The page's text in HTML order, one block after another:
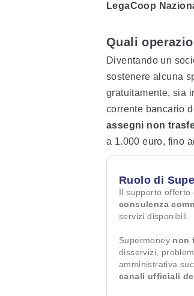
LegaCoop
Quali
Diventando un
sostenere alcuna
gratuitamente, sia
corrente bancario
assegni non
a 1.000 euro, fino
Ruolo di
Il supporto offerto
consulenza
servizi disponibili.
Supermoney non
disservizi,
amministrativa
canali ufficiali